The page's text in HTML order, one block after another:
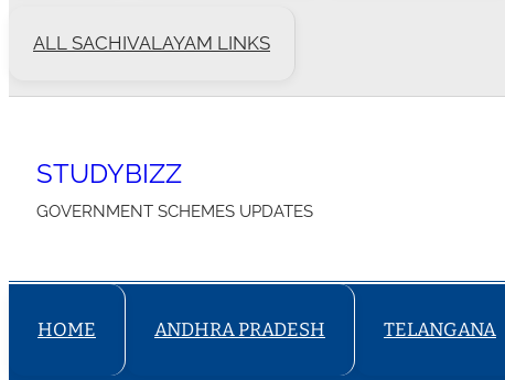
ALL SACHIVALAYAM LINKS
STUDYBIZZ
GOVERNMENT SCHEMES UPDATES
HOME ANDHRA PRADESH TELANGANA